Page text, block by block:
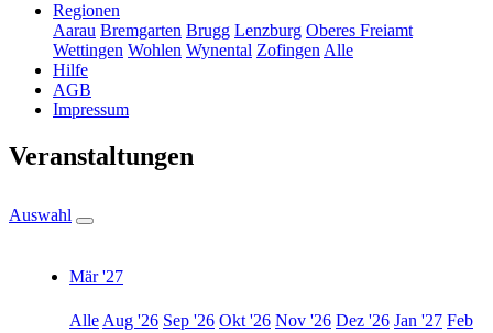
Regionen
Aarau Bremgarten Brugg Lenzburg Oberes Freiamt
Wettingen Wohlen Wynental Zofingen Alle
Hilfe
AGB
Impressum
Veranstaltungen
Auswahl
Mär '27
Alle Aug '26 Sep '26 Okt '26 Nov '26 Dez '26 Jan '27 Feb